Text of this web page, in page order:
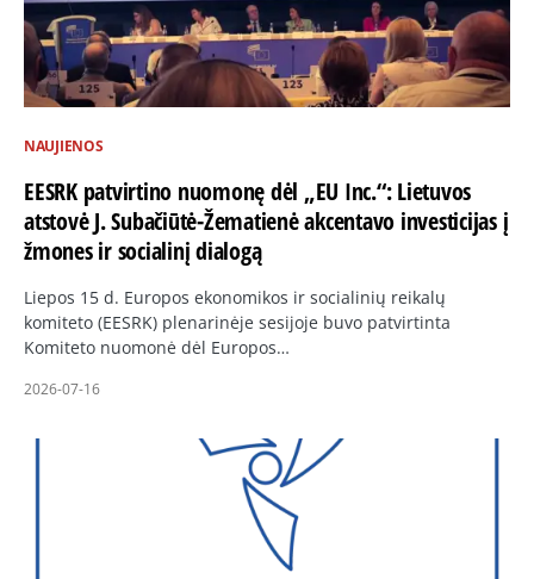
NAUJIENOS
EESRK patvirtino nuomonę dėl „EU Inc.“: Lietuvos
atstovė J. Subačiūtė-Žematienė akcentavo investicijas į
žmones ir socialinį dialogą
Liepos 15 d. Europos ekonomikos ir socialinių reikalų
komiteto (EESRK) plenarinėje sesijoje buvo patvirtinta
Komiteto nuomonė dėl Europos…
2026-07-16